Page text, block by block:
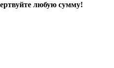
любую сумму!